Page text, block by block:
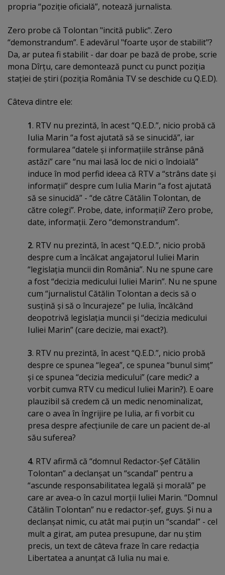
propria “poziţie oficială”, notează jurnalista.
Zero probe că Tolontan "incită public". Zero
“demonstrandum”. E adevărul "foarte uşor de stabilit"?
Da, ar putea fi stabilit - dar doar pe bază de probe, scrie
mona Dîrţu, care demontează punct cu punct poziţia
staţiei de ştiri (poziţia România TV se deschide cu Q.E.D).
Câteva dintre ele:
1. RTV nu prezintă, în acest “Q.E.D.”, nicio probă că
Iulia Marin “a fost ajutată să se sinucidă”, iar
formularea “datele şi informaţiile strânse până
astăzi” care “nu mai lasă loc de nici o îndoială”
induce în mod perfid ideea că RTV a “strâns date şi
informaţii” despre cum Iulia Marin “a fost ajutată
să se sinucidă” - “de către Cătălin Tolontan, de
către colegi”. Probe, date, informaţii? Zero probe,
date, informaţii. Zero “demonstrandum”.
2. RTV nu prezintă, în acest “Q.E.D.”, nicio probă
despre cum a încălcat angajatorul Iuliei Marin
“legislaţia muncii din România”. Nu ne spune care
a fost “decizia medicului Iuliei Marin”. Nu ne spune
cum “jurnalistul Cătălin Tolontan a decis să o
susţină şi să o încurajeze” pe Iulia, încălcând
deopotrivă legislaţia muncii şi “decizia medicului
Iuliei Marin” (care decizie, mai exact?).
3. RTV nu prezintă, în acest “Q.E.D.”, nicio probă
despre ce spunea “legea”, ce spunea “bunul simţ”
şi ce spunea “decizia medicului” (care medic? a
vorbit cumva RTV cu medicul Iuliei Marin?). E oare
plauzibil să credem că un medic nenominalizat,
care o avea în îngrijire pe Iulia, ar fi vorbit cu
presa despre afecţiunile de care un pacient de-al
său suferea?
4. RTV afirmă că “domnul Redactor-Şef Cătălin
Tolontan” a declanşat un “scandal” pentru a
“ascunde responsabilitatea legală şi morală” pe
care ar avea-o în cazul morţii Iuliei Marin. “Domnul
Cătălin Tolontan” nu e redactor-şef, guys. Şi nu a
declanşat nimic, cu atât mai puţin un “scandal” - cel
mult a girat, am putea presupune, dar nu ştim
precis, un text de câteva fraze în care redacţia
Libertatea a anunţat că Iulia nu mai e.